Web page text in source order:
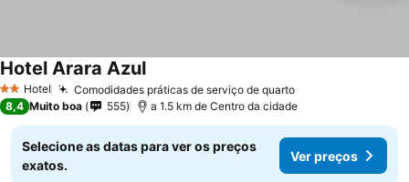
2 Estrelas
Hotel Comodidades práticas de serviço de quarto
Hotel Arara Azul
8,4 Muito boa 555 a 1.5 km de Centro da cidade
Selecione as datas para ver os preços
exatos.
Ver preços